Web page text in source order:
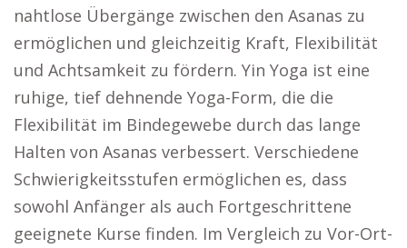
nahtlose Übergänge zwischen den Asanas zu
ermöglichen und gleichzeitig Kraft, Flexibilität
und Achtsamkeit zu fördern. Yin Yoga ist eine
ruhige, tief dehnende Yoga-Form, die die
Flexibilität im Bindegewebe durch das lange
Halten von Asanas verbessert. Verschiedene
Schwierigkeitsstufen ermöglichen es, dass
sowohl Anfänger als auch Fortgeschrittene
geeignete Kurse finden. Im Vergleich zu Vor-Ort-